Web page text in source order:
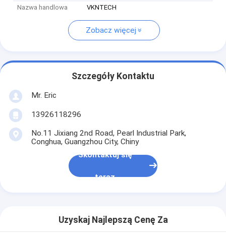
Nazwa handlowa
VKNTECH
Zobacz więcej
Szczegóły Kontaktu
Mr. Eric
13926118296
No.11 Jixiang 2nd Road, Pearl Industrial Park,
Conghua, Guangzhou City, Chiny
Skontaktuj się
teraz
Uzyskaj Najlepszą Cenę Za